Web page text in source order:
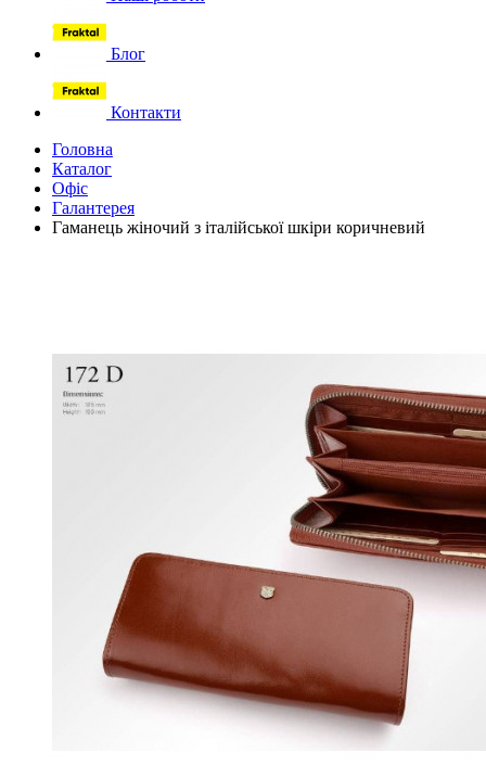
Блог
Контакти
Головна
Каталог
Офіс
Галантерея
Гаманець жіночий з італійської шкіри коричневий